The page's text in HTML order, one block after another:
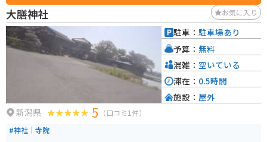
大膳神社 お気に入り
新潟県 5 （口コミ1件）
#神社｜寺院
駐車： 駐車場あり
予算： 無料
混雑： 空いている
滞在： 0.5時間
施設： 屋外